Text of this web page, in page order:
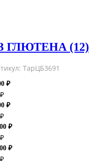
ГЛЮТЕНА (12)
ТарЦБ3691
₽
₽
₽
₽
₽
₽
₽
₽